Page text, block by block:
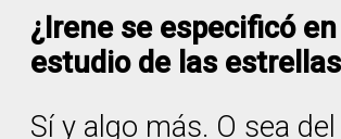
¿Irene se especificó en
estudio de las
Sí y algo más. O sea del